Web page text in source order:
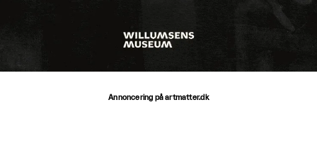
Annoncering på artmatter.dk